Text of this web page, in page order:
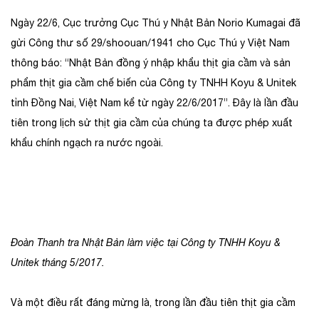
Ngày 22/6, Cục trưởng Cục Thú y Nhật Bản Norio Kumagai đã
gửi Công thư số 29/shoouan/1941 cho Cục Thú y Việt Nam
thông báo: “Nhật Bản đồng ý nhập khẩu thịt gia cầm và sản
phẩm thịt gia cầm chế biến của Công ty TNHH Koyu & Unitek
tỉnh Đồng Nai, Việt Nam kể từ ngày 22/6/2017”. Đây là lần đầu
tiên trong lịch sử thịt gia cầm của chúng ta được phép xuất
khẩu chính ngạch ra nước ngoài.
Đoàn Thanh tra Nhật Bản làm việc tại Công ty TNHH Koyu &
Unitek tháng 5/2017.
Và một điều rất đáng mừng là, trong lần đầu tiên thịt gia cầm